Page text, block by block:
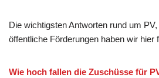
Die wichtigsten Antworten rund um
öffentliche Förderungen haben wir hier
Wie hoch fallen die Zuschüsse für